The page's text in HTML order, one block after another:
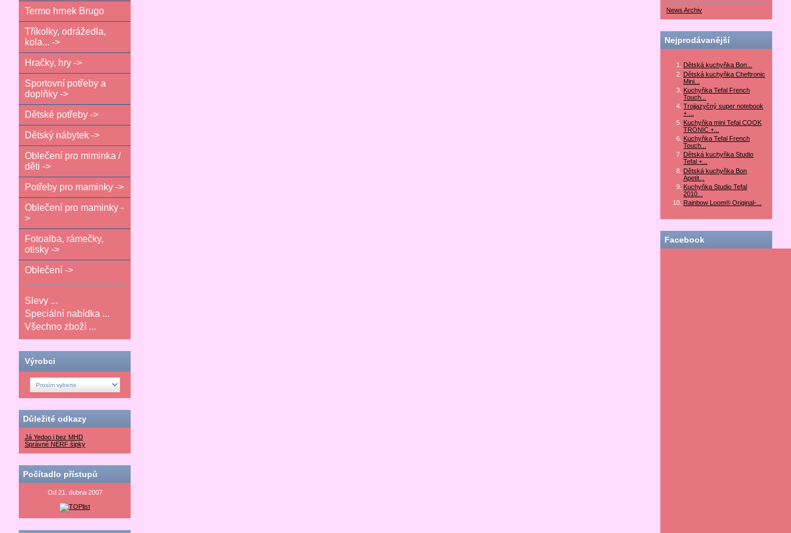
Termo hrnek Brugo
Tříkolky, odrážedla,
kola... ->
Hračky, hry ->
Sportovní potřeby a
doplňky ->
Dětské potřeby ->
Dětský nábytek ->
Oblečení pro miminka /
děti ->
Potřeby pro maminky ->
Oblečení pro maminky -
>
Fotoalba, rámečky,
otisky ->
Oblečení ->
Slevy ...
Speciální nabídka ...
Všechno zboží ...
Výrobci
Důležité odkazy
Já Yedoo i bez MHD
Správné NERF šipky
Počítadlo přístupů
Od 21. dubna 2007
News Archiv
Nejprodávanější
Dětská kuchyňka Bon...
Dětská kuchyňka Cheftronic
Mini...
Kuchyňka Tefal French
Touch...
Trojjazyčný super notebook
+ ...
Kuchyňka mini Tefal COOK
TRONIC +...
Kuchyňka Tefal French
Touch...
Dětská kuchyňka Studio
Tefal +...
Dětská kuchyňka Bon
Apetit...
Kuchyňka Studio Tefal
2010...
Rainbow Loom® Original-...
Facebook